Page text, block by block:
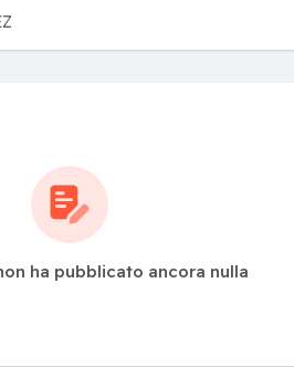
ha pubblicato ancora nulla